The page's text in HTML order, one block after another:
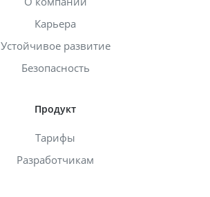
Карьера
Устойчивое развитие
Безопасность
Продукт
Тарифы
Разработчикам